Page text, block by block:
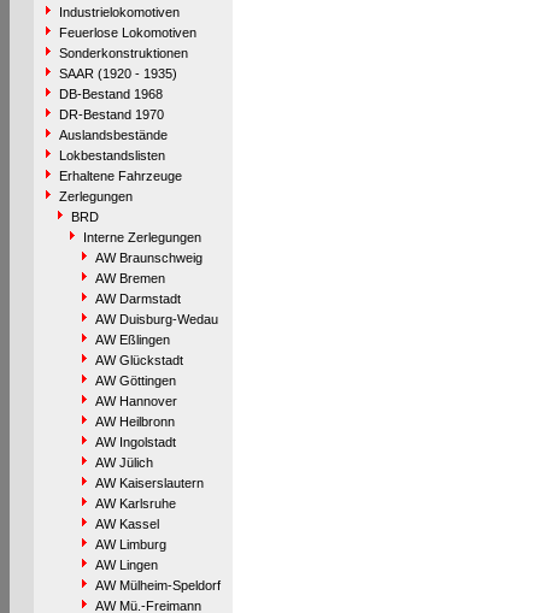
Industrielokomotiven
Feuerlose Lokomotiven
Sonderkonstruktionen
SAAR (1920 - 1935)
DB-Bestand 1968
DR-Bestand 1970
Auslandsbestände
Lokbestandslisten
Erhaltene Fahrzeuge
Zerlegungen
BRD
Interne Zerlegungen
AW Braunschweig
AW Bremen
AW Darmstadt
AW Duisburg-Wedau
AW Eßlingen
AW Glückstadt
AW Göttingen
AW Hannover
AW Heilbronn
AW Ingolstadt
AW Jülich
AW Kaiserslautern
AW Karlsruhe
AW Kassel
AW Limburg
AW Lingen
AW Mülheim-Speldorf
AW Mü.-Freimann